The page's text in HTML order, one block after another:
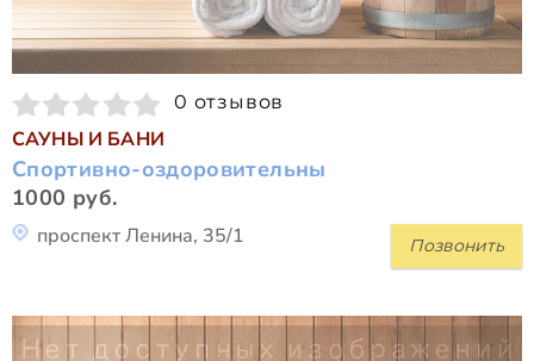
0 отзывов
САУНЫ И БАНИ
Спор­тив­но-оздо­ро­ви­тель­ны
1000 руб.
Позвонить
проспект Ленина, 35/1